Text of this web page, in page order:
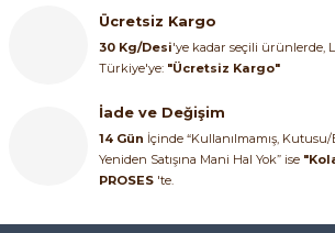
Ücretsiz Kargo
30 Kg/Desi'ye kadar seçili ürünlerde,
Türkiye'ye: "Ücretsiz Kargo"
İade ve Değişim
14 Gün İçinde “Kullanılmamış, Kutusu/
Yeniden Satışına Mani Hal Yok” ise
PROSES 'te.